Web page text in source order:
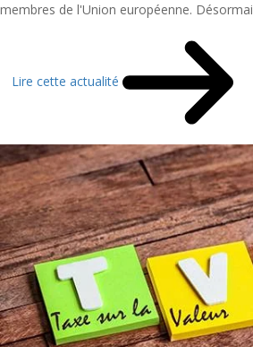
membres de l'Union européenne.
Lire cette actualité